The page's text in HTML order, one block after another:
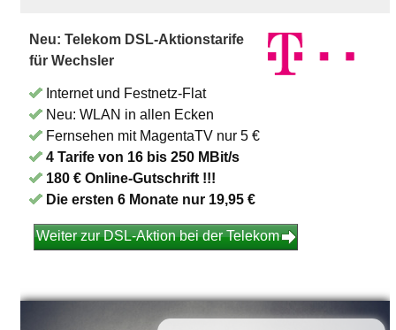
Neu: Telekom DSL-Aktionstarife
für Wechsler
Internet und Festnetz-Flat
Neu: WLAN in allen Ecken
Fernsehen mit MagentaTV nur 5 €
4 Tarife von 16 bis 250 MBit/s
180 € Online-Gutschrift !!!
Die ersten 6 Monate nur 19,95 €
Weiter zur DSL-Aktion bei der Telekom